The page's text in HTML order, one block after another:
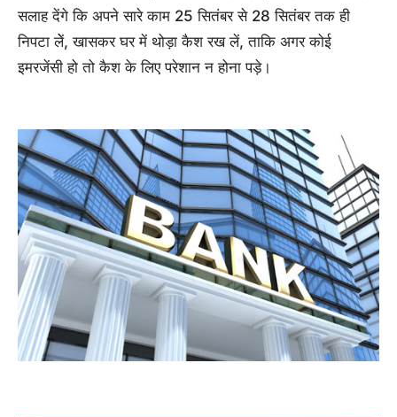
सलाह देंगे कि अपने सारे काम 25 सितंबर से 28 सितंबर तक ही
निपटा लेें, खासकर घर में थोड़ा कैश रख लें, ताकि अगर कोई
इमरजेंसी हो तो कैश के लिए परेशान न होना पड़े।